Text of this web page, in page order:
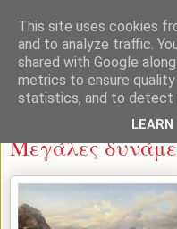
Παρασκευή 26 Μαρτίου 2021
Μεγάλες
This site uses cookies
and to analyze traffic.
shared with Google
metrics to ensure
statistics, and to detect